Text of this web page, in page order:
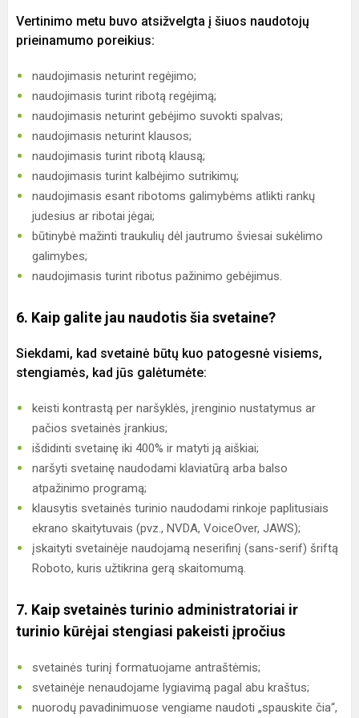
Vertinimo metu buvo atsižvelgta į šiuos naudotojų
prieinamumo poreikius:
naudojimasis neturint regėjimo;
naudojimasis turint ribotą regėjimą;
naudojimasis neturint gebėjimo suvokti spalvas;
naudojimasis neturint klausos;
naudojimasis turint ribotą klausą;
naudojimasis turint kalbėjimo sutrikimų;
naudojimasis esant ribotoms galimybėms atlikti rankų
judesius ar ribotai jėgai;
būtinybė mažinti traukulių dėl jautrumo šviesai sukėlimo
galimybes;
naudojimasis turint ribotus pažinimo gebėjimus.
6. Kaip galite jau naudotis šia svetaine?
Siekdami, kad svetainė būtų kuo patogesnė visiems,
stengiamės, kad jūs galėtumėte:
keisti kontrastą per naršyklės, įrenginio nustatymus ar
pačios svetainės įrankius;
išdidinti svetainę iki 400% ir matyti ją aiškiai;
naršyti svetainę naudodami klaviatūrą arba balso
atpažinimo programą;
klausytis svetainės turinio naudodami rinkoje paplitusiais
ekrano skaitytuvais (pvz., NVDA, VoiceOver, JAWS);
įskaityti svetainėje naudojamą neserifinį (sans-serif) šriftą
Roboto, kuris užtikrina gerą skaitomumą.
7. Kaip svetainės turinio administratoriai ir
turinio kūrėjai stengiasi pakeisti įpročius
svetainės turinį formatuojame antraštėmis;
svetainėje nenaudojame lygiavimą pagal abu kraštus;
nuorodų pavadinimuose vengiame naudoti „spauskite čia“,